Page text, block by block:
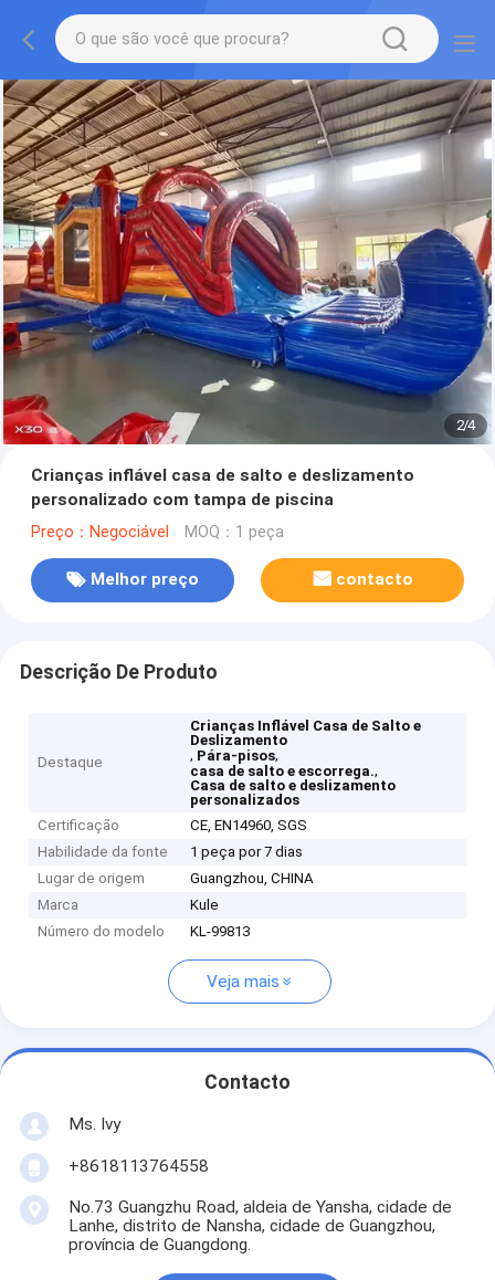
2/4
Crianças inflável casa de salto e deslizamento
personalizado com tampa de piscina
Preço：Negociável MOQ：1 peça
Melhor preço contacto
Descrição De Produto
Destaque
Crianças Inflável Casa de Salto e
Deslizamento
, Pára-pisos,
casa de salto e escorrega.,
Casa de salto e deslizamento
personalizados
Certificação
CE, EN14960, SGS
Habilidade da fonte
1 peça por 7 dias
Lugar de origem
Guangzhou, CHINA
Marca
Kule
Número do modelo
KL-99813
Veja mais
Contacto
Ms. Ivy
+8618113764558
No.73 Guangzhu Road, aldeia de Yansha, cidade de
Lanhe, distrito de Nansha, cidade de Guangzhou,
província de Guangdong.